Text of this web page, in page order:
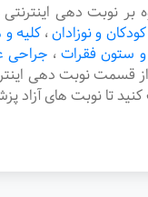
بر نوبت دهی
کودکان و نوزادان،کلیه و
ستون فقرات ، جراحی
از قسمت نوبت دهی
تا نوبت های آزاد